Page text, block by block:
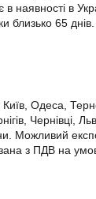
наявності в
близько 65 днів.
Київ, Одеса,
Чернівці,
Можливий
з ПДВ на